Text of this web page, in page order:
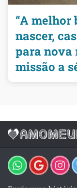
“A melhor
nascer,
para nova
missão a